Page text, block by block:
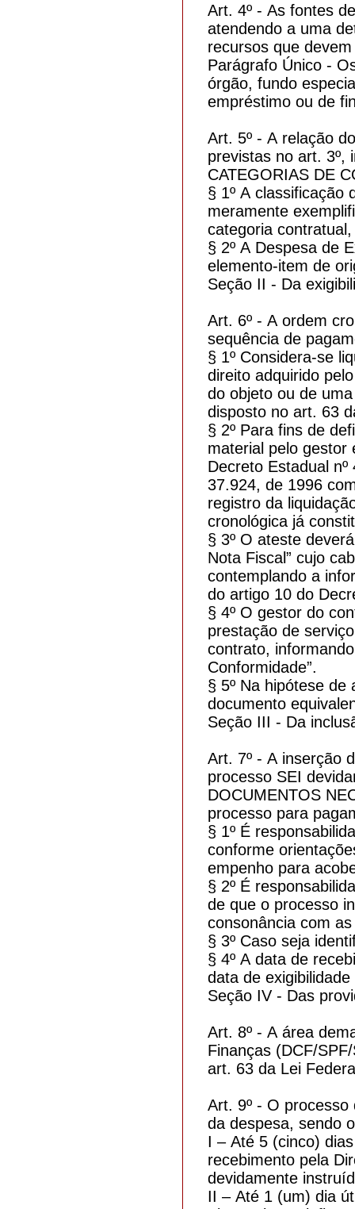
Art. 4º - As fontes
atendendo a uma
recursos que
Parágrafo Único -
órgão, fundo
empréstimo ou de
Art. 5º - A relação
previstas no art. 3º,
CATEGORIAS DE
§ 1º A classificação
meramente
categoria
§ 2º A Despesa de
elemento-item de
Seção II - Da
Art. 6º - A ordem
sequência de
§ 1º Considera-se
direito adquirido
do objeto ou de
disposto no art. 63
§ 2º Para fins de
material pelo gestor
Decreto Estadual
37.924, de 1996
registro da
cronológica já
§ 3º O ateste
Nota Fiscal” cujo
contemplando a
do artigo 10 do
§ 4º O gestor do
prestação de
contrato,
Conformidade”.
§ 5º Na hipótese
documento
Seção III - Da
Art. 7º - A inserção
processo SEI
DOCUMENTOS
processo para
§ 1º É
conforme
empenho para
§ 2º É
de que o processo
consonância com
§ 3º Caso seja
§ 4º A data de
data de
Seção IV - Das
Art. 8º - A área
Finanças (DCF/
art. 63 da Lei
Art. 9º - O
da despesa, sendo
I – Até 5 (cinco)
recebimento pela
devidamente
II – Até 1 (um) dia